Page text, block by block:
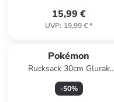
15,99 €
UVP: 19,99 €*
Pokémon
Rucksack 30cm Glurak
Twilight Champions
-50%